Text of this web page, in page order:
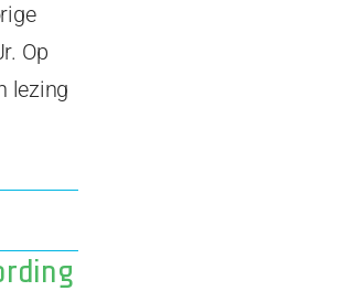
Op
lezing